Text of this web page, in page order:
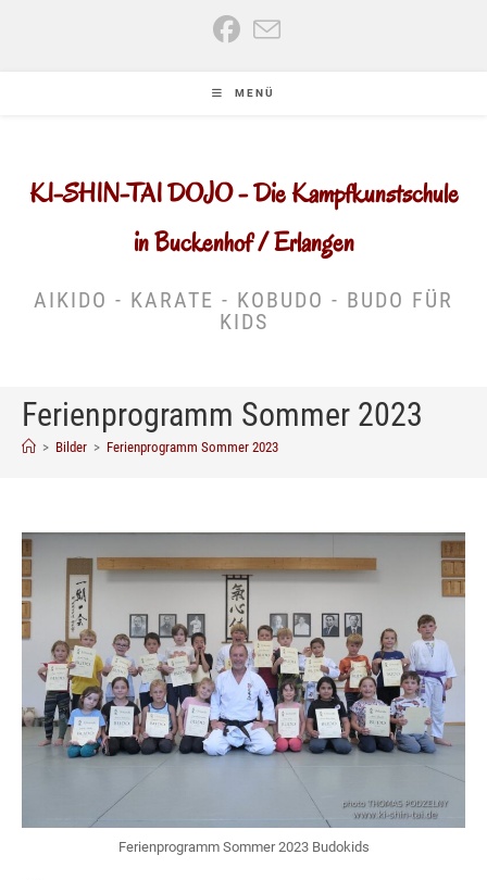
MENÜ
KI-SHIN-TAI DOJO - Die Kampfkunstschule
in Buckenhof / Erlangen
AIKIDO - KARATE - KOBUDO - BUDO FÜR
KIDS
Ferienprogramm Sommer 2023
> Bilder > Ferienprogramm Sommer 2023
Ferienprogramm Sommer 2023 Budokids